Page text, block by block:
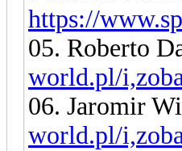
https://
05. Roberto
world.pl/
06. Jaromir
world.pl/